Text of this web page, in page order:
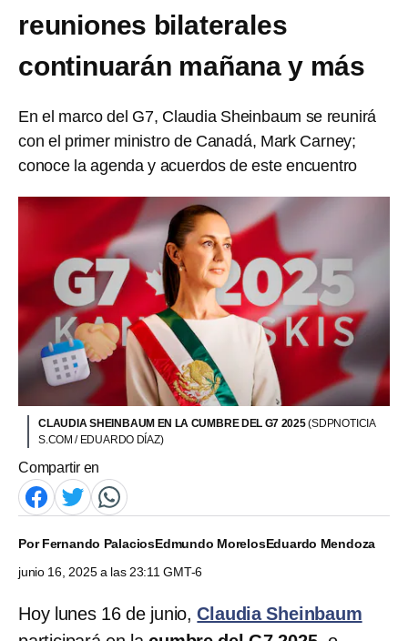
reuniones bilaterales
continuarán mañana y más
En el marco del G7, Claudia Sheinbaum se reunirá
con el primer ministro de Canadá, Mark Carney;
conoce la agenda y acuerdos de este encuentro
CLAUDIA SHEINBAUM EN LA CUMBRE DEL G7 2025(SDPNOTICIA
S.COM / EDUARDO DÍAZ)
Compartir en
PorFernando PalaciosEdmundo MorelosEduardo Mendoza
junio 16, 2025 a las 23:11 GMT-6
Hoy lunes 16 de junio,Claudia Sheinbaum